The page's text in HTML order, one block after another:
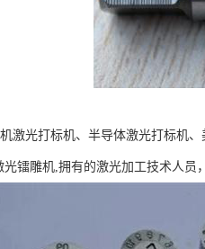
激光打标机、半导体激光打标机
镭雕机,拥有的激光加工技术人